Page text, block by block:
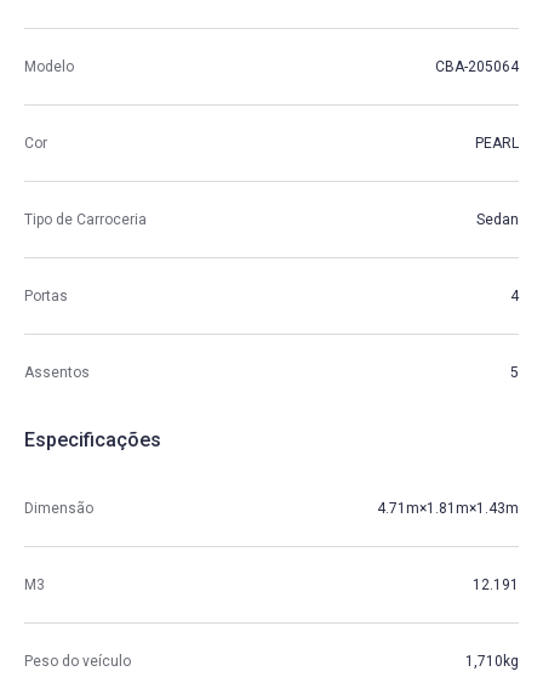
Modelo CBA-205064
Cor PEARL
Tipo de Carroceria Sedan
Portas 4
Assentos 5
Especificações
Dimensão 4.71m×1.81m×1.43m
M3 12.191
Peso do veículo 1,710kg